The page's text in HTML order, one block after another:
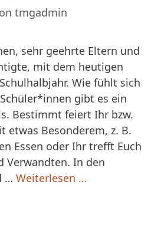
tmgadmin
sehr geehrte Eltern und
mit dem heutigen
Wie fühlt sich
gibt es ein
Bestimmt feiert Ihr bzw.
etwas Besonderem, z. B.
Essen oder Ihr trefft Euch
Verwandten. In den
… Weiterlesen …